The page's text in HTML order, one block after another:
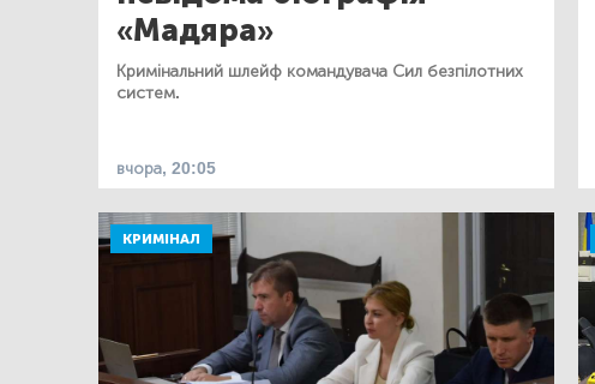
«Мадяра»
Кримінальний шлейф командувача Сил безпілотних
систем.
вчора, 20:05
КРИМІНАЛ